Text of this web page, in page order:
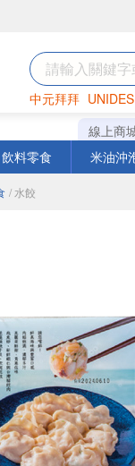
中元拜拜
巧克力 罐頭
線上商
飲料零食 米油沖
/ 水餃